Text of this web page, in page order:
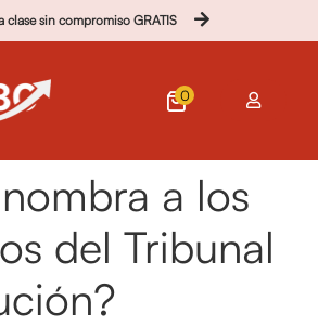
clase sin compromiso GRATIS
0
a los
del Tribunal